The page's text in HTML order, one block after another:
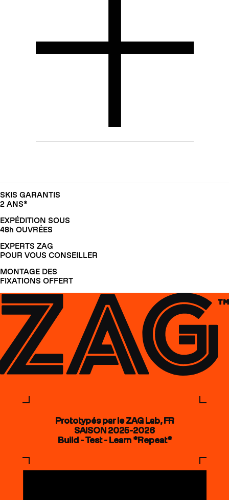
SKIS GARANTIS
2 ANS*
EXPÉDITION SOUS
48h OUVRÉES
EXPERTS ZAG
POUR VOUS CONSEILLER
MONTAGE DES
FIXATIONS OFFERT
Prototypés par le ZAG Lab, FR
SAISON 2025-2026
Build - Test - Learn *Repeat*